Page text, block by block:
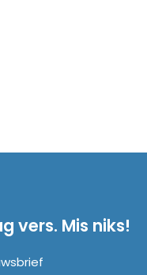
vers. Mis niks!